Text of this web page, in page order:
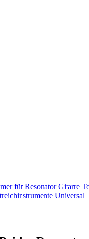
für Resonator Gitarre
Universal